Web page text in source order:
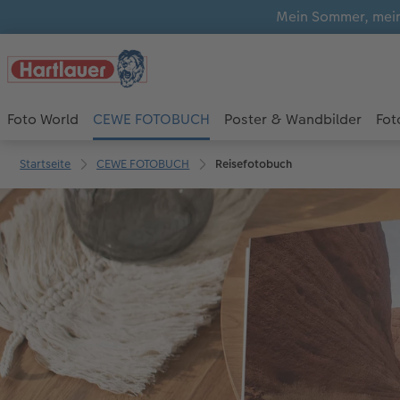
Mein Sommer,
Foto World CEWE FOTOBUCH Poster & Wandbilder
Startseite CEWE FOTOBUCH Reisefotobuch